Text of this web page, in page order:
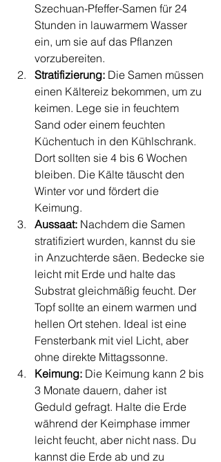
Szechuan-Pfeffer-Samen für 24
Stunden in lauwarmem Wasser
ein, um sie auf das Pflanzen
vorzubereiten.
Stratifizierung: Die Samen müssen
einen Kältereiz bekommen, um zu
keimen. Lege sie in feuchtem
Sand oder einem feuchten
Küchentuch in den Kühlschrank.
Dort sollten sie 4 bis 6 Wochen
bleiben. Die Kälte täuscht den
Winter vor und fördert die
Keimung.
Aussaat: Nachdem die Samen
stratifiziert wurden, kannst du sie
in Anzuchterde säen. Bedecke sie
leicht mit Erde und halte das
Substrat gleichmäßig feucht. Der
Topf sollte an einem warmen und
hellen Ort stehen. Ideal ist eine
Fensterbank mit viel Licht, aber
ohne direkte Mittagssonne.
Keimung: Die Keimung kann 2 bis
3 Monate dauern, daher ist
Geduld gefragt. Halte die Erde
während der Keimphase immer
leicht feucht, aber nicht nass. Du
kannst die Erde ab und zu